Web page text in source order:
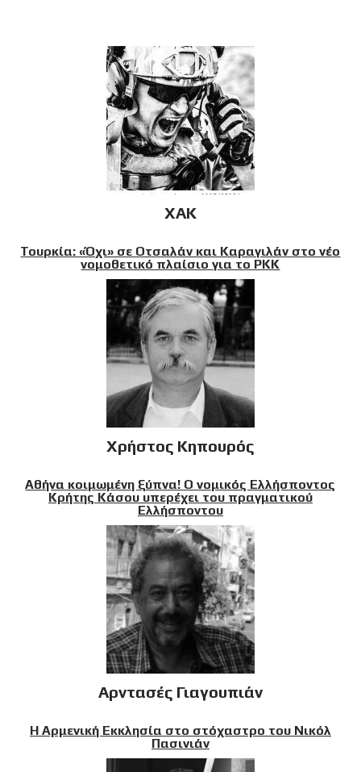
XAK
Τουρκία: «Όχι» σε Οτσαλάν και Καραγιλάν στο νέο
νομοθετικό πλαίσιο για το PKK
Χρήστος Κηπουρός
Αθήνα κοιμωμένη ξύπνα! Ο νομικός Ελλήσποντος
Κρήτης Κάσου υπερέχει του πραγματικού
Ελλήσποντου
Αρντασές Γιαγουπιάν
Η Αρμενική Εκκλησία στο στόχαστρο του Νικόλ
Πασινιάν